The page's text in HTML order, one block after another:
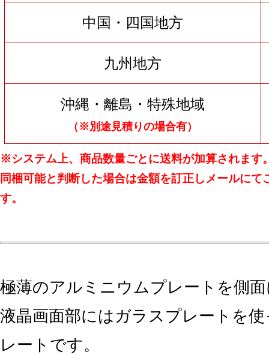
中国・四国地方
九州地方
沖縄・離島・特殊地域
（※別途見積りの場合有）
※システム上、商品数量ごとに送料が加算されます
同梱可能と判断した場合は金額を訂正しメールにて
す。
極薄のアルミニウムプレートを側
液晶画面部にはガラスプレートを
レートです。